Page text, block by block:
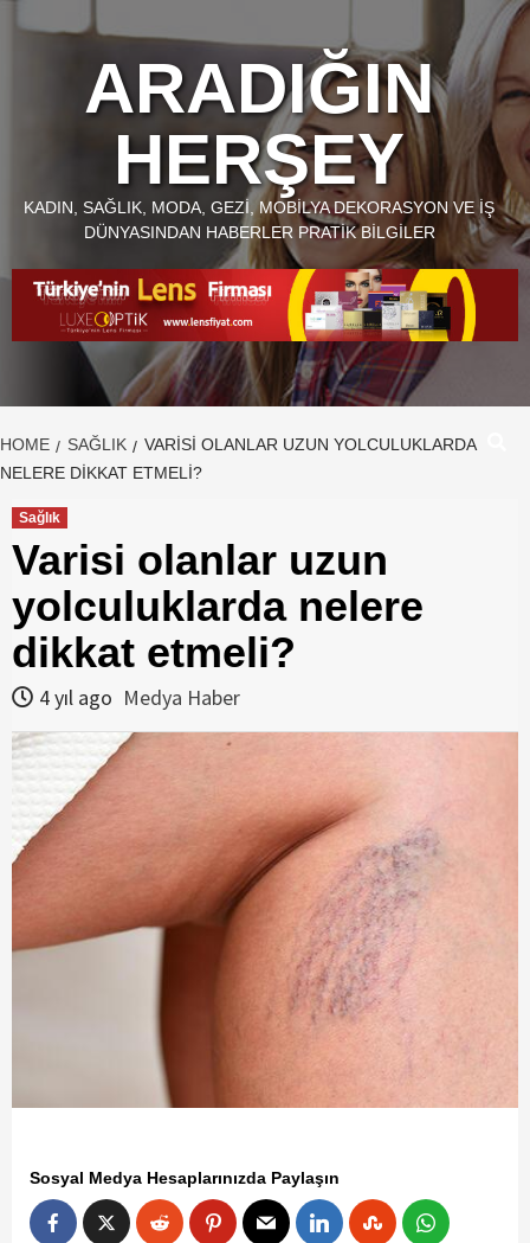
ARADIĞIN
HERŞEY
KADIN, SAĞLIK, MODA, GEZI, MOBILYA DEKORASYON VE İŞ
DÜNYASINDAN HABERLER PRATIK BILGILER
HOME SAĞLIK
VARISI OLANLAR UZUN YOLCULUKLARDA
NELERE DIKKAT ETMELI?
Sağlık
Varisi olanlar uzun
yolculuklarda nelere
dikkat etmeli?
4 yıl ago Medya Haber
Sosyal Medya Hesaplarınızda Paylaşın